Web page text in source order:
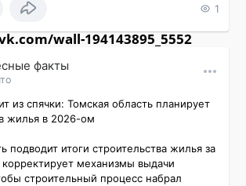
1
wall-194143895_5552
факты
из спячки: Томская область планирует
жилья в 2026-ом
подводит итоги строительства жилья за
механизмы выдачи
строительный процесс набрал